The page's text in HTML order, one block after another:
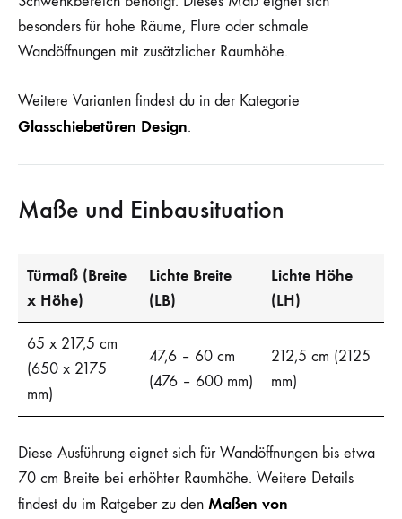
besonders für hohe Räume, Flure oder schmale
Wandöffnungen mit zusätzlicher Raumhöhe.
Weitere Varianten findest du in der Kategorie
Glasschiebetüren Design.
Maße und Einbausituation
Türmaß (Breite
x Höhe)
Lichte Breite
(LB)
Lichte Höhe
(LH)
65 x 217,5 cm
(650 x 2175
mm)
47,6 – 60 cm
(476 – 600 mm)
212,5 cm (2125
mm)
Diese Ausführung eignet sich für Wandöffnungen bis etwa
70 cm Breite bei erhöhter Raumhöhe. Weitere Details
findest du im Ratgeber zu den Maßen von